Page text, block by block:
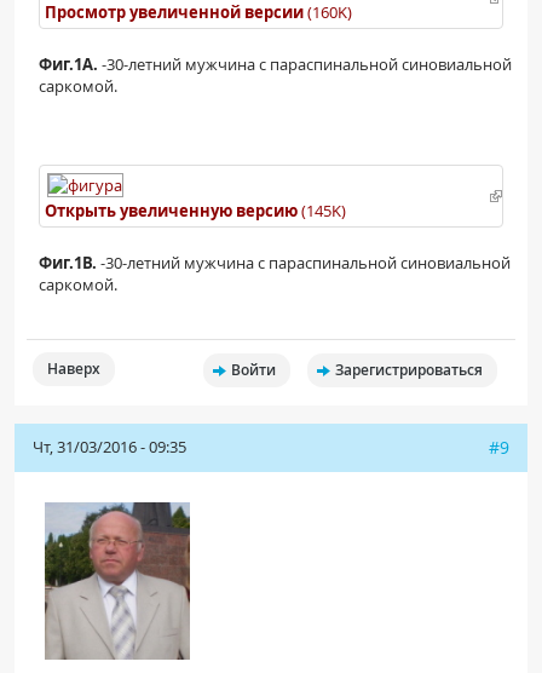
Просмотр увеличенной версии(160K)
Фиг.1А. -30-летний мужчина с параспинальной синовиальной
саркомой.
Открыть увеличенную версию(145K)
Фиг.1В. -30-летний мужчина с параспинальной синовиальной
саркомой.
Наверх Войти Зарегистрироваться
Чт, 31/03/2016 - 09:35 #9